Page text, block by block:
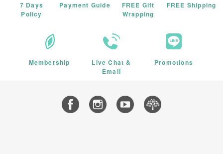
7 Days
Policy
Payment Guide
FREE Gift
Wrapping
FREE Shipping
Membership
Live Chat &
Email
Promotions